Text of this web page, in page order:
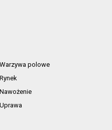
Warzywa polowe
Rynek
Nawożenie
Uprawa